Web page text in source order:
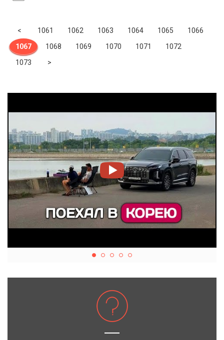
< Previous
1061 1062 1063 1064 1065
1066
1067
1068 1069 1070 1071
1072
1073
>